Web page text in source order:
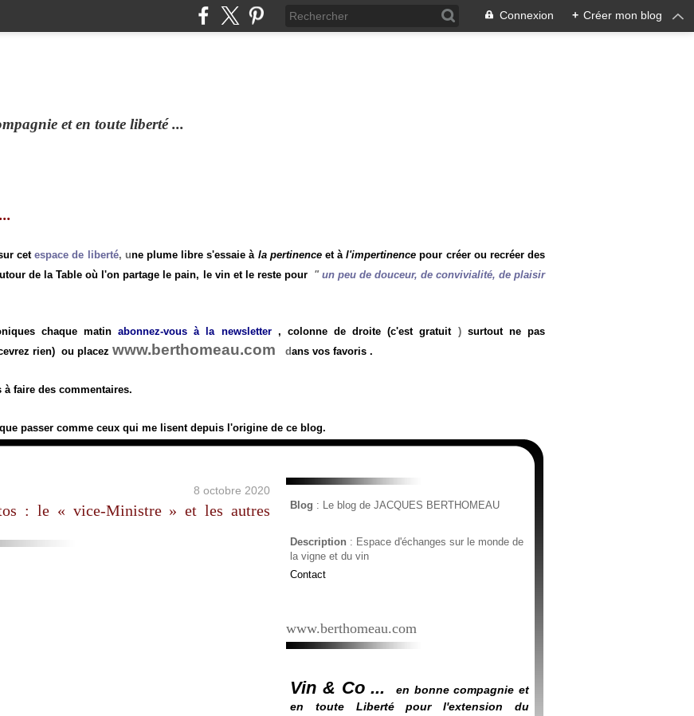
Connexion + Créer mon blog
et en toute liberté ...
cetespace de liberté, une plume libre s'essaie à la pertinenceet àl'impertinence pour créer ou recréer des
de la Table où l'on partage le pain, le vin et le reste pour "un peu de douceur, de convivialité, de plaisir
chaque matinabonnez-vous à la newsletter, colonne de droite (c'est gratuit) surtout ne pas
rien) ou placez www.berthomeau.com dans vos favoris .
faire des commentaires.
passer comme ceux qui me lisent depuis l'origine de ce blog.
8 octobre 2020
: le « vice-Ministre » et les autres
Blog : Le blog de JACQUES BERTHOMEAU
Description : Espace d'échanges sur le monde de
la vigne et du vin
Contact
www.berthomeau.com
Vin & Co ...
en bonne compagnie et
en toute Liberté pour l'extension du